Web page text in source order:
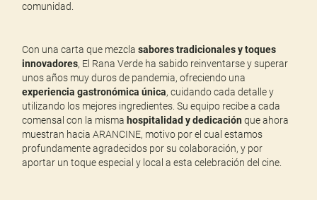
comunidad.
Con una carta que mezclasabores tradicionales y toques
innovadores, El Rana Verde ha sabido reinventarse y superar
unos años muy duros de pandemia, ofreciendo una
experiencia gastronómica única, cuidando cada detalle y
utilizando los mejores ingredientes. Su equipo recibe a cada
comensal con la misma hospitalidad y dedicaciónque ahora
muestran hacia ARANCINE, motivo por el cual estamos
profundamente agradecidos por su colaboración, y por
aportar un toque especial y local a esta celebración del cine.